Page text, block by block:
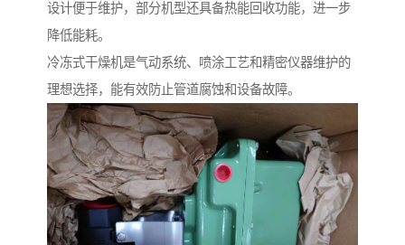
设计便于维护，部分机型还具备热能回收功能，进一步
降低能耗。
冷冻式干燥机是气动系统、喷涂工艺和精密仪器维护的
理想选择，能有效防止管道腐蚀和设备故障。